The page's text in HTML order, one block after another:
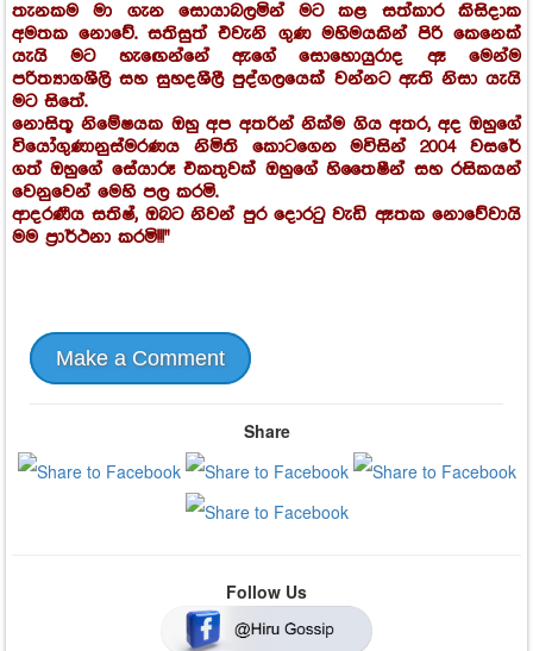
තැනකම මා ගැන සොයාබලමින් මට කළ සත්කාර කිසිදාක
අමතක නොවේ. සතිසුත් එවැනි ගුණ මහිමයකින් පිරි කෙනෙක්
යැයි මට හැඟෙන්නේ ඇගේ සොහොයුරාද ඈ මෙන්ම
පරිත්‍යාගශීලි සහ සුහදශීලී පුද්ගලයෙක් වන්නට ඇති නිසා යැයි
මට සිතේ.
නොසිතූ නිමේෂයක ඔහු අප අතරින් නික්ම ගිය අතර, අද ඔහුගේ
වියෝගුණානුස්මරණය නිමිති කොටගෙන මවිසින් 2004 වසරේ
ගත් ඔහුගේ සේයාරූ එකතුවක් ඔහුගේ හිතෛෂීන් සහ රසිකයන්
වෙනුවෙන් මෙහි පල කරමි.
ආදරණීය සතිෂ්, ඔබට නිවන් පුර දොරටු වැඩි ඈතක නොවේවායි
මම ප්‍රාර්ථනා කරමි!!!"
Make a Comment
Share
Follow Us